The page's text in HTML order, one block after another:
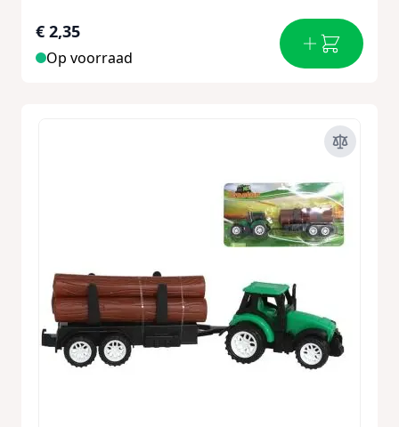
€ 2,35
Op voorraad